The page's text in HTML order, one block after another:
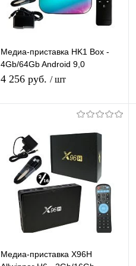
Медиа-приставка HK1 Box -
4Gb/64Gb Android 9,0
Медиаплеер Smart tv IPTV
4 256 руб. / шт
Купить в 1
К
сравнению
В избранное
Недоступно
Медиа-приставка X96H